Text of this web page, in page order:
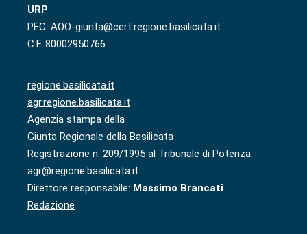
URP
PEC: AOO-giunta@cert.regione.basilicata.it
C.F. 80002950766
regione.basilicata.it
agr.regione.basilicata.it
Agenzia stampa della
Giunta Regionale della Basilicata
Registrazione n. 209/1995 al Tribunale di Potenza
agr@regione.basilicata.it
Direttore responsabile: Massimo Brancati
Redazione